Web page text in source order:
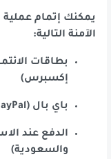
يمكنك إتمام عملية
الآمنة التالية:
بطاقات
إكسبرس)
باي بال (PayPal)
الدفع عند
والسعودية)